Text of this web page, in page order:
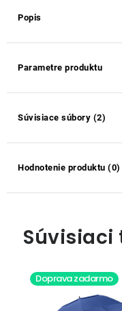
Popis
Parametre produktu
Súvisiace súbory (2)
Hodnotenie produktu (0)
Súvisiaci
Doprava zadarmo